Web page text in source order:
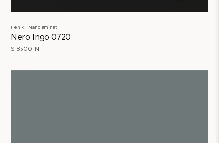
Fenix ∙ Nanolaminat
Nero Ingo 0720
S 8500-N